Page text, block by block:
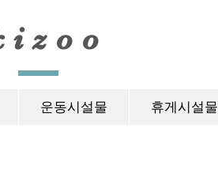
운동시설물 휴게시설물